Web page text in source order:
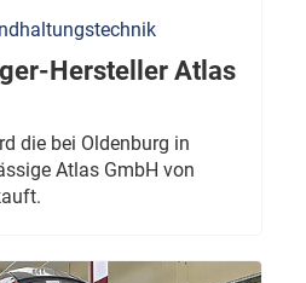
Hersteller Atlas
die bei Oldenburg in
Atlas GmbH von